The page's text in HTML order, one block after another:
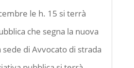
le h. 15 si terrà
che segna la nuova
di Avvocato di strada